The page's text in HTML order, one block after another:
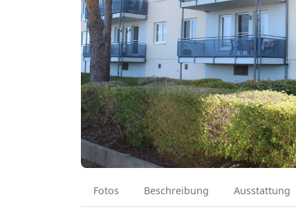
Fotos Beschreibung Ausstattung